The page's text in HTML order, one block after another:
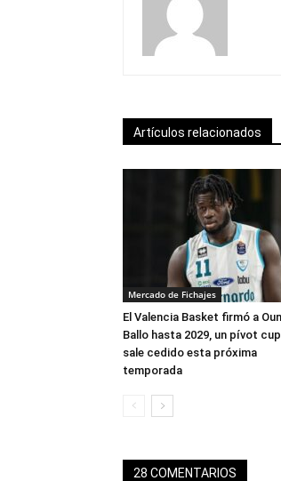
Artículos relacionados
Mercado de Fichajes
El Valencia Basket firmó a
Ballo hasta 2029, un pívot
sale cedido esta próxima
temporada
28 COMENTARIOS